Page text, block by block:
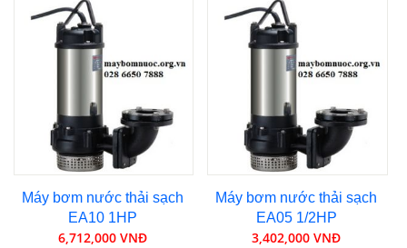
Máy bơm nước thải sạch
EA10 1HP
6,712,000 VNĐ
Máy bơm nước thải sạch
EA05 1/2HP
3,402,000 VNĐ